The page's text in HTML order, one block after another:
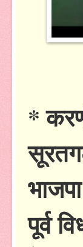
*
पूर्व